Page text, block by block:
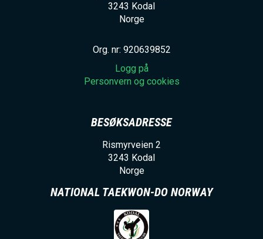
3243 Kodal
Norge
Org. nr: 920639852
Logg på
Personvern og cookies
BESØKSADRESSE
Rismyrveien 2
3243 Kodal
Norge
NATIONAL TAEKWON-DO NORWAY